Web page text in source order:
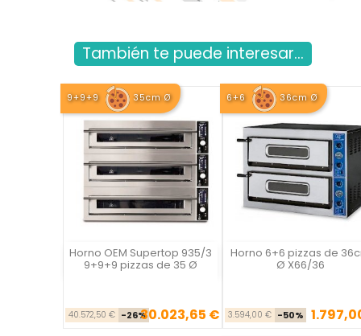
También te puede interesar...
9+9+9 35cm Ø
Horno OEM Supertop 935/3
9+9+9 pizzas de 35 Ø
Precio base
40.572,50 € -26% Precio
30.023,65 €

Vista rápida
6+6 36cm Ø
Horno 6+6 pizzas de
Ø X66/36
Precio
3.594,00 € -50%
Vista rápida